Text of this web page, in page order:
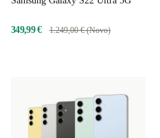
349,99 € 1.249,00 € (Novo)